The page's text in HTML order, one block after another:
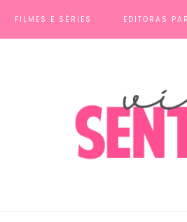
FILMES E SÉRIES EDITORAS